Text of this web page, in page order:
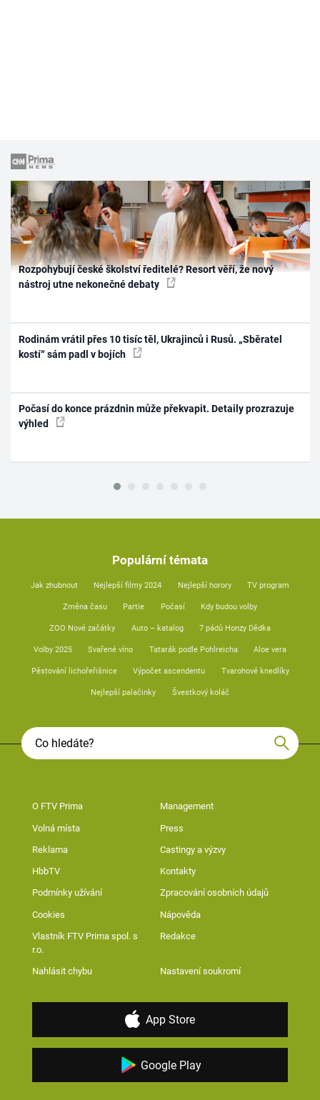
Rozpohybují české školství ředitelé? Resort věří, že nový
nástroj utne nekonečné debaty
Rodinám vrátil přes 10 tisíc těl, Ukrajinců i Rusů. „Sběratel
kostí“ sám padl v bojích
Počasí do konce prázdnin může překvapit. Detaily prozrazuje
výhled
Populární témata
Jak zhubnout Nejlepší filmy 2024 Nejlepší horory TV program
Změna času Partie Počasí Kdy budou volby
ZOO Nové začátky Auto – katalog 7 pádů Honzy Dědka
Volby 2025 Svařené víno Tatarák podle Pohlreicha Aloe vera
Pěstování lichořeřišnice Výpočet ascendentu Tvarohové knedlíky
Nejlepší palačinky Švestkový koláč
O FTV Prima Management
Volná místa Press
Reklama Castingy a výzvy
HbbTV Kontakty
Podmínky užívání Zpracování osobních údajů
Cookies Nápověda
Vlastník FTV Prima spol. s
r.o.
Redakce
Nahlásit chybu Nastavení soukromí
App Store
Google Play